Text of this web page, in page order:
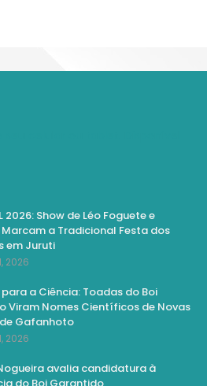
2026: Show de Léo Foguete e
a Tradicional Festa dos
em Juruti
2026
para a Ciência: Toadas do Boi
Viram Nomes Científicos de Novas
Gafanhoto
2026
avalia candidatura à